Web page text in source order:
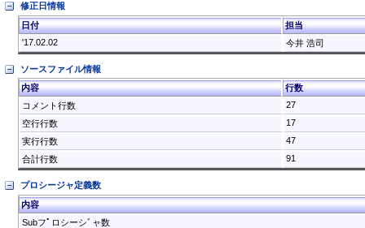
修正日情報
日付
担当
'17.02.02
今井 浩司
ソースファイル情報
内容
行数
コメント行数
27
空行行数
17
実行行数
47
合計行数
91
プロシージャ定義数
内容
Subフﾟロシーシﾞャ数